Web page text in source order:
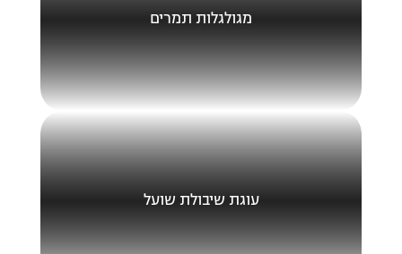
מגולגלות תמרים
עוגת שיבולת שועל